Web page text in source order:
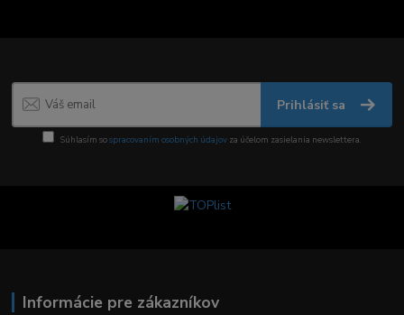
Prihlásiť sa
Súhlasím sospracovaním osobných údajov za účelom zasielania newslettera.
Informácie pre zákazníkov